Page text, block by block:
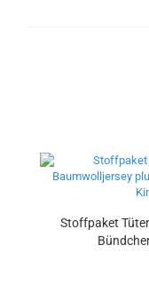
Stoffpaket